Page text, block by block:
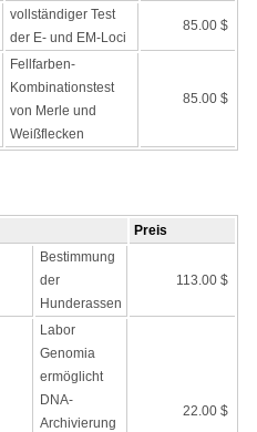
vollständiger Test
der E- und EM-Loci
85.00 $
Fellfarben-
Kombinationstest
von Merle und
Weißflecken
85.00 $
Preis
Bestimmung
der
Hunderassen
113.00 $
Labor
Genomia
ermöglicht
DNA-
Archivierung
22.00 $